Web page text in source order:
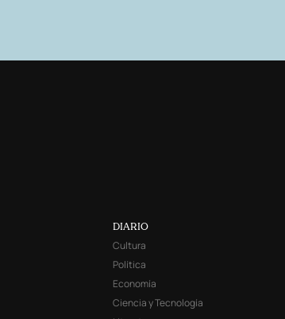
DIARIO
Cultura
Política
Economía
Ciencia y Tecnología